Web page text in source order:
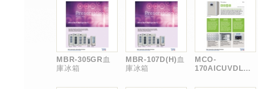
MBR-305GR血
庫冰箱
MBR-107D(H)血
庫冰箱
MCO-
170AICUVDL
培養箱